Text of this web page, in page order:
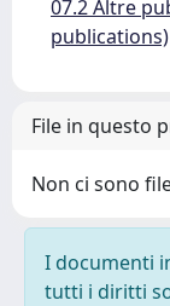
07.2 Altre
publications)
File in questo
Non ci sono
I documenti
tutti i diritti